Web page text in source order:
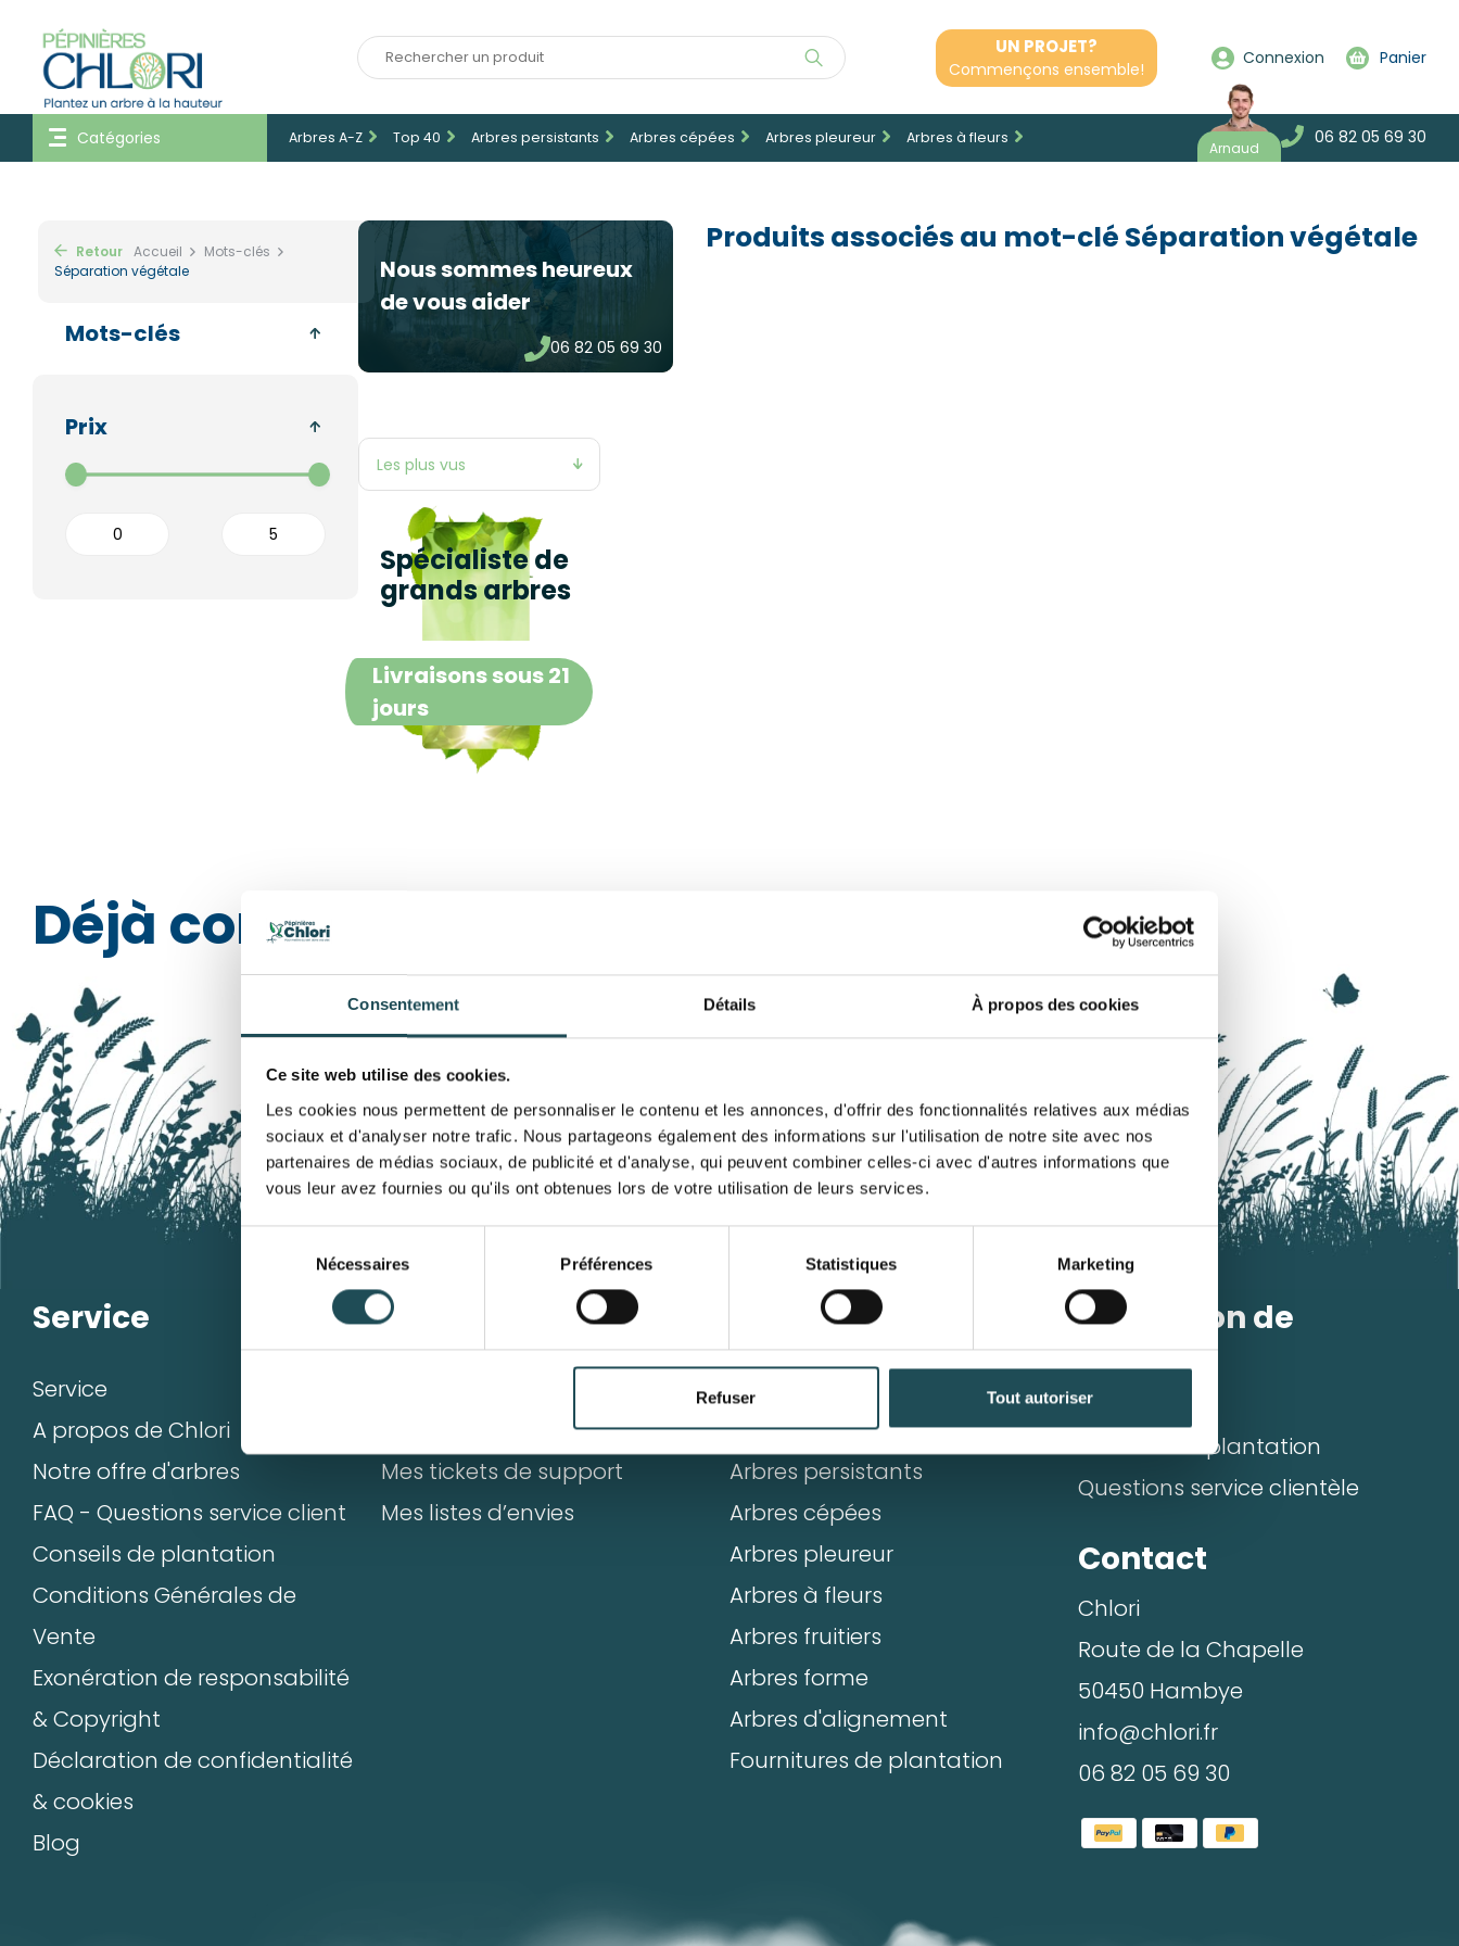
Consentement Détails À propos des cookies
Ce site web utilise des cookies.
Les cookies nous permettent de personnaliser le contenu et les annonces, d'offrir des fonctionnalités relatives aux médias
sociaux et d'analyser notre trafic. Nous partageons également des informations sur l'utilisation de notre site avec nos
partenaires de médias sociaux, de publicité et d'analyse, qui peuvent combiner celles-ci avec d'autres informations que
vous leur avez fournies ou qu'ils ont obtenues lors de votre utilisation de leurs services.
consentement
Nécessaires Préférences Statistiques Marketing
Refuser Tout autoriser
UN PROJET?
Commençons ensemble!
Connexion Panier
Catégories Arbres A-Z Top 40 Arbres persistants Arbres cépées Arbres pleureur Arbres à fleurs
Arnaud
06 82 05 69 30
-
+Ajouter un produit
Retour Accueil
Mots-clés
Séparation végétale
Mots-clés
Prix
Nous sommes heureux
de vous aider
06 82 05 69 30
Produits associés au mot-clé Séparation végétale
Spécialiste de
grands arbres
Livraisons sous 21
jours
Déjà consulté
Nom du produit
Quantité désirée*
- +
Commentaires
Numéro de téléphone*
Service
Service
A propos de Chlori
Notre offre d'arbres
FAQ - Questions service client
Conseils de plantation
Conditions Générales de
Vente
Exonération de responsabilité
& Copyright
Déclaration de confidentialité
& cookies
Blog
Mon compte
Mes tickets de support
Mes listes d’envies
Catégories
Arbres A-Z
Top 40
Arbres persistants
Arbres cépées
Arbres pleureur
Arbres à fleurs
Arbres fruitiers
Arbres forme
Arbres d'alignement
Fournitures de plantation
Plantation de
l'arbre
Conseils de plantation
Questions service clientèle
Contact
Chlori
Route de la Chapelle
50450 Hambye
info@chlori.fr
06 82 05 69 30